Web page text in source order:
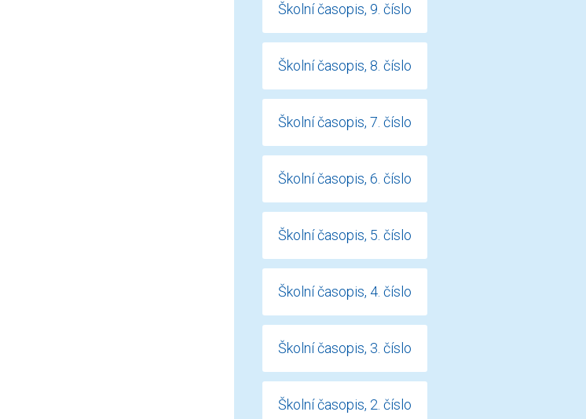
Školní časopis, 9. číslo
Školní časopis, 8. číslo
Školní časopis, 7. číslo
Školní časopis, 6. číslo
Školní časopis, 5. číslo
Školní časopis, 4. číslo
Školní časopis, 3. číslo
Školní časopis, 2. číslo